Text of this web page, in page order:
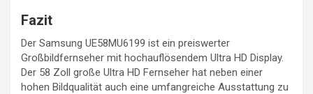
Fazit
Der Samsung UE58MU6199 ist ein preiswerter
Großbildfernseher mit hochauflösendem Ultra HD Display.
Der 58 Zoll große Ultra HD Fernseher hat neben einer
hohen Bildqualität auch eine umfangreiche Ausstattung zu